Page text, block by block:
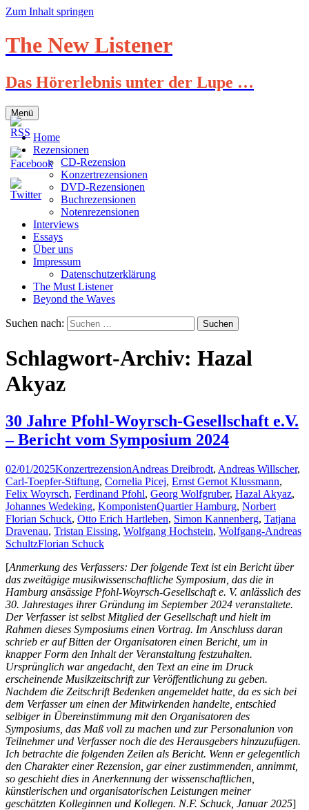
Zum Inhalt springen
The New Listener
Das Hörerlebnis unter der Lupe …
Menü
Home
Rezensionen
CD-Rezension
Konzertrezensionen
DVD-Rezensionen
Buchrezensionen
Notenrezensionen
Interviews
Essays
Über uns
Impressum
Datenschutzerklärung
The Must Listener
Beyond the Waves
Suchen nach:
Schlagwort-Archiv: Hazal
Akyaz
30 Jahre Pfohl-Woyrsch-Gesellschaft e.V.
– Bericht vom Symposium 2024
02/01/2025KonzertrezensionAndreas Dreibrodt, Andreas Willscher,
Carl-Toepfer-Stiftung, Cornelia Picej, Ernst Gernot Klussmann,
Felix Woyrsch, Ferdinand Pfohl, Georg Wolfgruber, Hazal Akyaz,
Johannes Wedeking, KomponistenQuartier Hamburg, Norbert
Florian Schuck, Otto Erich Hartleben, Simon Kannenberg, Tatjana
Dravenau, Tristan Eissing, Wolfgang Hochstein, Wolfgang-Andreas
SchultzFlorian Schuck
[Anmerkung des Verfassers: Der folgende Text ist ein Bericht über
das zweitägige musikwissenschaftliche Symposium, das die in
Hamburg ansässige Pfohl-Woyrsch-Gesellschaft e. V. anlässlich des
30. Jahrestages ihrer Gründung im September 2024 veranstaltete.
Der Verfasser ist selbst Mitglied der Gesellschaft und hielt im
Rahmen dieses Symposiums einen Vortrag. Im Anschluss daran
schrieb er auf Bitten der Organisatoren einen Bericht, um in
knapper Form den Inhalt der Veranstaltung festzuhalten.
Ursprünglich war angedacht, den Text an eine im Druck
erscheinende Musikzeitschrift zur Veröffentlichung zu geben.
Nachdem die Zeitschrift Bedenken angemeldet hatte, da es sich bei
dem Verfasser um einen der Mitwirkenden handelte, entschied
selbiger in Übereinstimmung mit den Organisatoren des
Symposiums, das Maß voll zu machen und zur Personalunion von
Teilnehmer und Verfasser noch die des Herausgebers hinzuzufügen.
Ich betrachte die folgenden Zeilen als Bericht. Wenn er gelegentlich
den Charakter einer Rezension, gar einer zustimmenden, annimmt,
so geschieht dies in Anerkennung der wissenschaftlichen,
künstlerischen und organisatorischen Leistungen meiner
geschätzten Kolleginnen und Kollegen. N.F. Schuck, Januar 2025]